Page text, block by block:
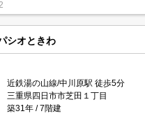
シオときわ
近鉄湯の山線/中川原駅 徒歩5分
三重県四日市市芝田１丁目
築31年
7階建